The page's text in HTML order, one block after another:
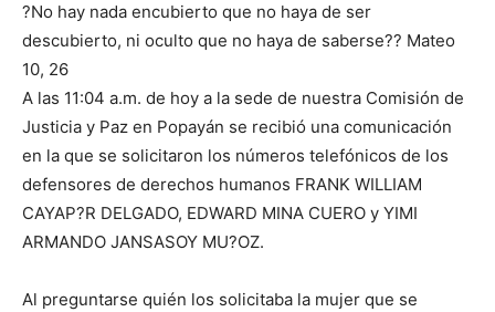
?No hay nada encubierto que no haya de ser
descubierto, ni oculto que no haya de saberse?? Mateo
10, 26
A las 11:04 a.m. de hoy a la sede de nuestra Comisión de
Justicia y Paz en Popayán se recibió una comunicación
en la que se solicitaron los números telefónicos de los
defensores de derechos humanos FRANK WILLIAM
CAYAP?R DELGADO, EDWARD MINA CUERO y YIMI
ARMANDO JANSASOY MU?OZ.
Al preguntarse quién los solicitaba la mujer que se